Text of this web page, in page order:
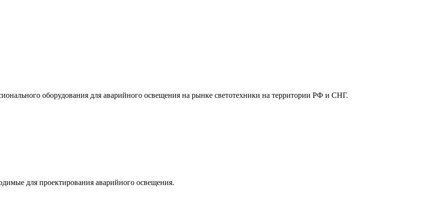
оборудования для аварийного освещения на рынке светотехники на территории РФ и СНГ.
для проектирования аварийного освещения.